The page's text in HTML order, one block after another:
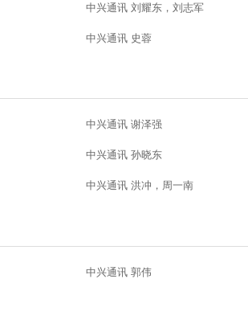
中兴通讯 刘耀东，刘志军
中兴通讯 史蓉
中兴通讯 谢泽强
中兴通讯 孙晓东
中兴通讯 洪冲，周一南
中兴通讯 郭伟